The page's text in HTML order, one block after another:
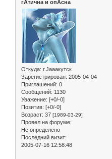
гАтична и опАсна
Откуда: г.Jaaaкутск
Зарегистрирован: 2005-04-04
Приглашений: 0
Сообщений: 1130
Уважение: [+0/-0]
Позитив: [+0/-0]
Возраст: 37 [1989-03-29]
Провел на форуме:
Не определено
Последний визит:
2005-07-16 12:58:48